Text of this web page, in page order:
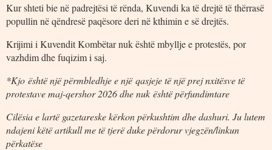
Kur shteti bie në padrejtësi të rënda, Kuvendi ka të drejtë të thërrasë
popullin në qëndresë paqësore deri në kthimin e së drejtës.
Krijimi i Kuvendit Kombëtar nuk është mbyllje e protestës, por
vazhdim dhe fuqizim i saj.
*Kjo është një përmbledhje e njëqasjeje të një prej nxitësve të
protestave maj-qershor 2026 dhe nuk është përfundimtare
Cilësia e lartë gazetareske kërkon përkushtim dhe dashuri. Ju lutem
ndajeni këtë artikull me të tjerë duke përdorur vjegzën/linkun
përkatëse